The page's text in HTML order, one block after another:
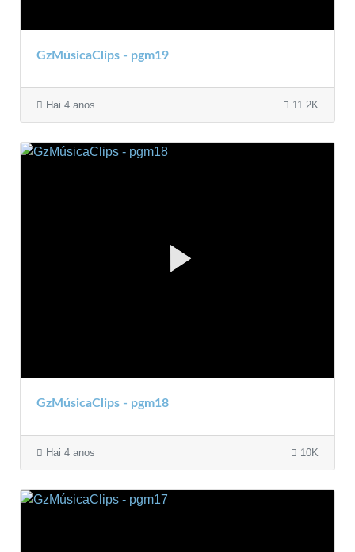
GzMúsicaClips - pgm19
Hai 4 anos 11.2K
GzMúsicaClips - pgm18
Hai 4 anos 10K